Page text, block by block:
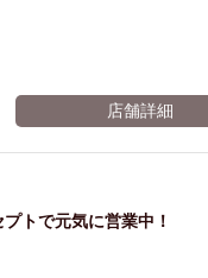
種盛
り
店舗詳細
トで元気に営業中！